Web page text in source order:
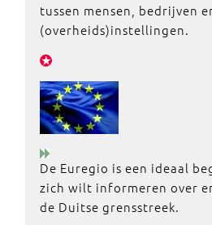
tussen mensen, bedrijven
(overheids)instellingen.
De Euregio is een ideaal
zich wilt informeren over
de Duitse grensstreek.